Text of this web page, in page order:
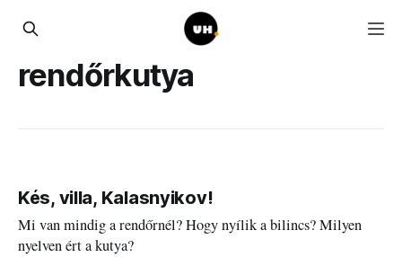
rendőrkutya
Kés, villa, Kalasnyikov!
Mi van mindig a rendőrnél? Hogy nyílik a bilincs? Milyen
nyelven ért a kutya?